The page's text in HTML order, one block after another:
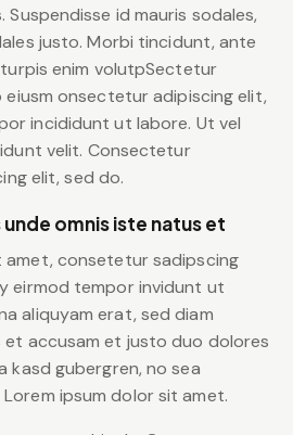
Suspendisse id mauris sodales,
justo. Morbi tincidunt, ante
enim volutpSectetur
onsectetur adipiscing elit,
incididunt ut labore. Ut vel
velit. Consectetur
elit, sed do.
omnis iste natus et
amet, consetetur sadipscing
eirmod tempor invidunt ut
aliquyam erat, sed diam
accusam et justo duo dolores
kasd gubergren, no sea
ipsum dolor sit amet.